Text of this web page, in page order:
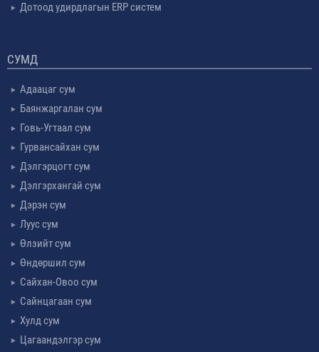
Дотоод удирдлагын ERP систем
СУМД
Адаацаг сум
Баянжаргалан сум
Говь-Угтаал сум
Гурвансайхан сум
Дэлгэрцогт сум
Дэлгэрхангай сум
Дэрэн сум
Луус сум
Өлзийт сум
Өндөршил сум
Сайхан-Овоо сум
Сайнцагаан сум
Хулд сум
Цагаандэлгэр сум